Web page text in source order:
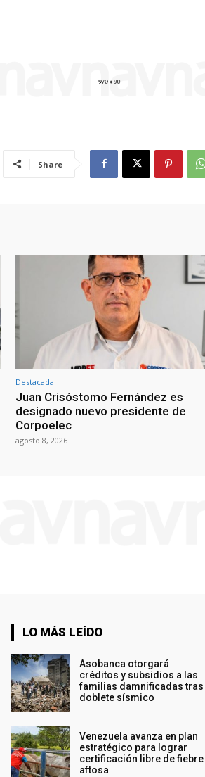
Share
Destacada
Juan Crisóstomo Fernández es
designado nuevo presidente de
Corpoelec
agosto 8, 2026
LO MÁS LEÍDO
Asobanca otorgará
créditos y subsidios a las
familias damnificadas tras
doblete sísmico
Venezuela avanza en plan
estratégico para lograr
certificación libre de fiebre
aftosa